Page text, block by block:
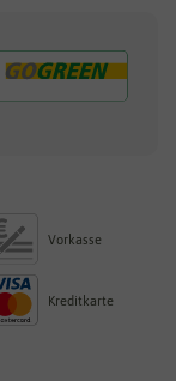
Vorkasse
Kreditkarte